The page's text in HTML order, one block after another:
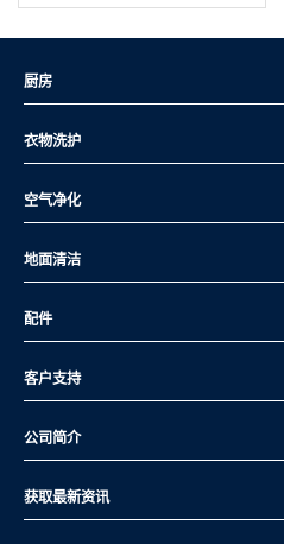
厨房
衣物洗护
空气净化
地面清洁
配件
客户支持
公司简介
获取最新资讯